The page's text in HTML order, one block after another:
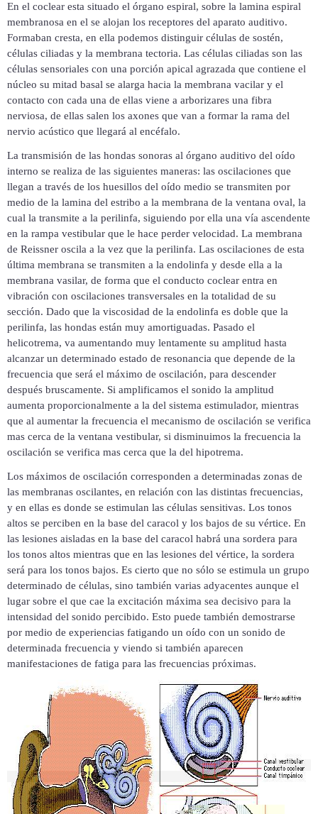
En el coclear esta situado el órgano espiral, sobre la lamina espiral
membranosa en el se alojan los receptores del aparato auditivo.
Formaban cresta, en ella podemos distinguir células de sostén,
células ciliadas y la membrana tectoria. Las células ciliadas son las
células sensoriales con una porción apical agrazada que contiene el
núcleo su mitad basal se alarga hacia la membrana vacilar y el
contacto con cada una de ellas viene a arborizares una fibra
nerviosa, de ellas salen los axones que van a formar la rama del
nervio acústico que llegará al encéfalo.
La transmisión de las hondas sonoras al órgano auditivo del oído
interno se realiza de las siguientes maneras: las oscilaciones que
llegan a través de los huesillos del oído medio se transmiten por
medio de la lamina del estribo a la membrana de la ventana oval, la
cual la transmite a la perilinfa, siguiendo por ella una vía ascendente
en la rampa vestibular que le hace perder velocidad. La membrana
de Reissner oscila a la vez que la perilinfa. Las oscilaciones de esta
última membrana se transmiten a la endolinfa y desde ella a la
membrana vasilar, de forma que el conducto coclear entra en
vibración con oscilaciones transversales en la totalidad de su
sección. Dado que la viscosidad de la endolinfa es doble que la
perilinfa, las hondas están muy amortiguadas. Pasado el
helicotrema, va aumentando muy lentamente su amplitud hasta
alcanzar un determinado estado de resonancia que depende de la
frecuencia que será el máximo de oscilación, para descender
después bruscamente. Si amplificamos el sonido la amplitud
aumenta proporcionalmente a la del sistema estimulador, mientras
que al aumentar la frecuencia el mecanismo de oscilación se verifica
mas cerca de la ventana vestibular, si disminuimos la frecuencia la
oscilación se verifica mas cerca que la del hipotrema.
Los máximos de oscilación corresponden a determinadas zonas de
las membranas oscilantes, en relación con las distintas frecuencias,
y en ellas es donde se estimulan las células sensitivas. Los tonos
altos se perciben en la base del caracol y los bajos de su vértice. En
las lesiones aisladas en la base del caracol habrá una sordera para
los tonos altos mientras que en las lesiones del vértice, la sordera
será para los tonos bajos. Es cierto que no sólo se estimula un grupo
determinado de células, sino también varias adyacentes aunque el
lugar sobre el que cae la excitación máxima sea decisivo para la
intensidad del sonido percibido. Esto puede también demostrarse
por medio de experiencias fatigando un oído con un sonido de
determinada frecuencia y viendo si también aparecen
manifestaciones de fatiga para las frecuencias próximas.